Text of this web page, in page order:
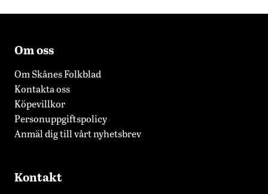
Om oss
Om Skånes Folkblad
Kontakta oss
Köpevillkor
Personuppgiftspolicy
Anmäl dig till vårt nyhetsbrev
Kontakt